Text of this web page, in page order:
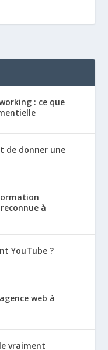
: ce que
de donner une
à
YouTube ?
web à
vraiment